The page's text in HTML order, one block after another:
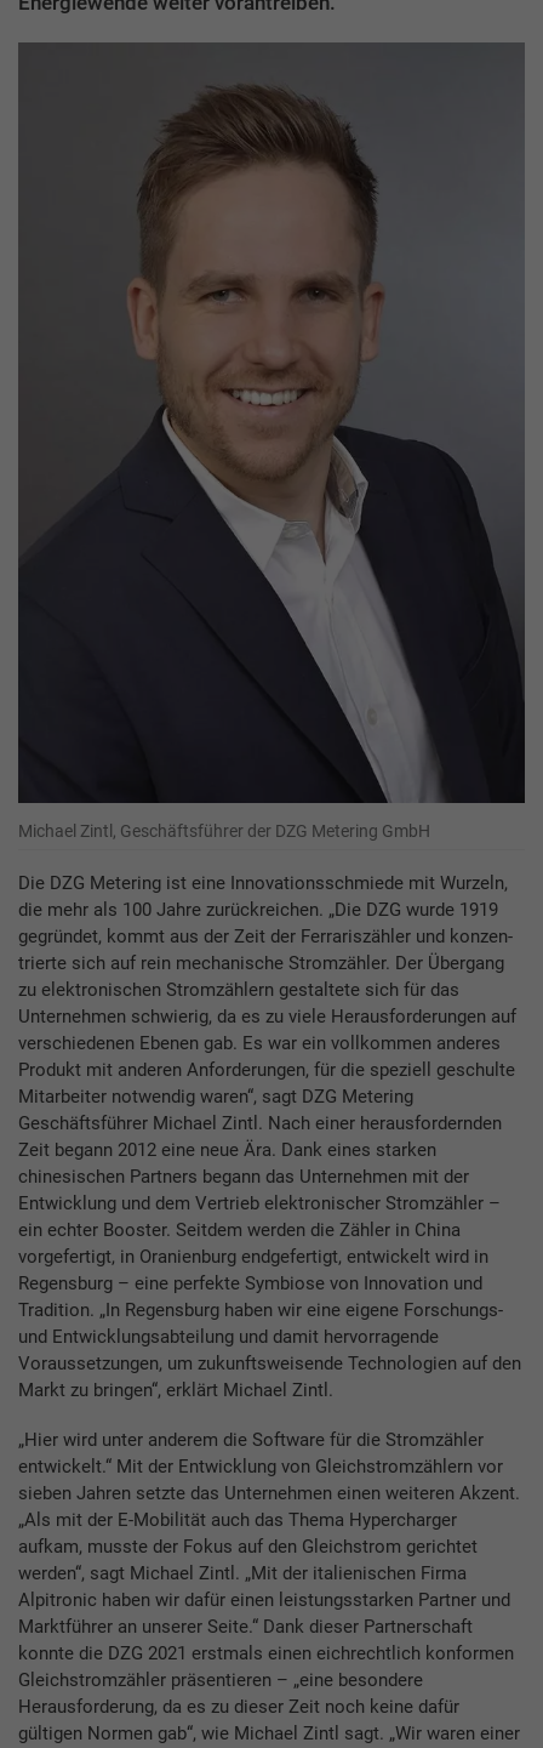
Michael Zintl, Geschäftsführer der DZG Metering GmbH
Die DZG Metering ist eine Innovationsschmiede mit Wurzeln,
die mehr als 100 Jahre zurückreichen. „Die DZG wurde 1919
gegründet, kommt aus der Zeit der Ferrariszähler und konzen-
trierte sich auf rein mechanische Stromzähler. Der Übergang
zu elektronischen Stromzählern gestaltete sich für das
Unternehmen schwierig, da es zu viele Herausforderungen auf
verschiedenen Ebenen gab. Es war ein vollkommen anderes
Produkt mit anderen Anforderungen, für die speziell geschulte
Mitarbeiter notwendig waren“, sagt DZG Metering
Geschäftsführer Michael Zintl. Nach einer herausfordernden
Zeit begann 2012 eine neue Ära. Dank eines starken
chinesischen Partners begann das Unternehmen mit der
Entwicklung und dem Vertrieb elektronischer Stromzähler –
ein echter Booster. Seitdem werden die Zähler in China
vorgefertigt, in Oranienburg endgefertigt, entwickelt wird in
Regensburg – eine perfekte Symbiose von Innovation und
Tradition. „In Regensburg haben wir eine eigene Forschungs-
und Entwicklungsabteilung und damit hervorragende
Voraussetzungen, um zukunftsweisende Technologien auf den
Markt zu bringen“, erklärt Michael Zintl.
„Hier wird unter anderem die Software für die Stromzähler
entwickelt.“ Mit der Entwicklung von Gleichstromzählern vor
sieben Jahren setzte das Unternehmen einen weiteren Akzent.
„Als mit der E-Mobilität auch das Thema Hypercharger
aufkam, musste der Fokus auf den Gleichstrom gerichtet
werden“, sagt Michael Zintl. „Mit der italienischen Firma
Alpitronic haben wir dafür einen leistungsstarken Partner und
Marktführer an unserer Seite.“ Dank dieser Partnerschaft
konnte die DZG 2021 erstmals einen eichrechtlich konformen
Gleichstromzähler präsentieren – „eine besondere
Herausforderung, da es zu dieser Zeit noch keine dafür
gültigen Normen gab“, wie Michael Zintl sagt. „Wir waren einer